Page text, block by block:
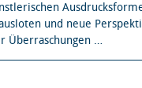
und neue
Überraschungen …